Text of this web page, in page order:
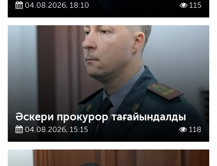
04.08.2026, 18:10 115
Әскери прокурор тағайындалды
04.08.2026, 15:15 118